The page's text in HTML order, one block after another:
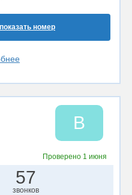
показать номер
B
Проверено 1 июня
57
звонков